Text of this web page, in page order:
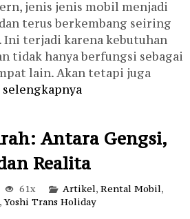
jenis jenis mobil menjadi
terus berkembang seiring
Ini terjadi karena kebutuhan
tidak hanya berfungsi sebagai
lain. Akan tetapi juga
selengkapnya
Antara Gengsi,
Realita
61x Artikel, Rental Mobil,
,Yoshi Trans Holiday
Harga Hubungi Kami